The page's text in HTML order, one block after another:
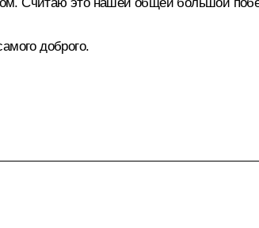
Считаю это нашей общей большой
доброго.